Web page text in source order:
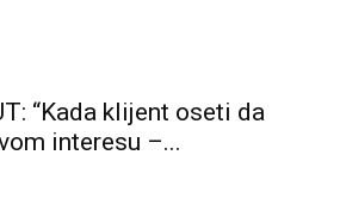
“Kada klijent oseti da
interesu –...